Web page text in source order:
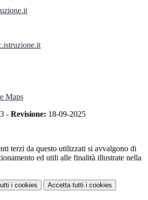
Maps
- Revisione: 18-09-2025
terzi da questo utilizzati si avvalgono di
ed utili alle finalità illustrate nella
i cookies Accetta tutti i cookies